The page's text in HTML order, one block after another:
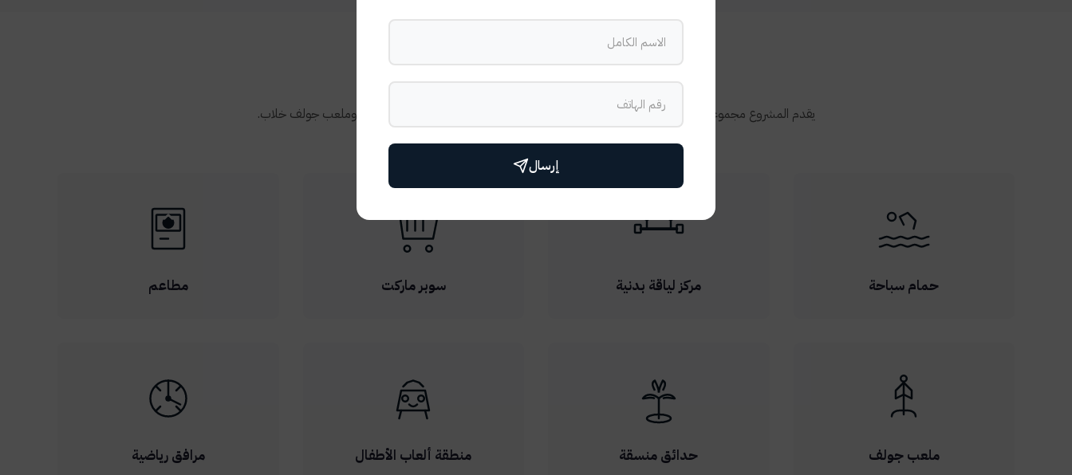
المرافق والخدمات
يقدم المشروع مجموعة من المرافق والخدمات العالمية، بما في ذلك حمام سباحة، مطاعم فاخرة، وملعب جولف خلاب.
حمام سباحة مركز لياقة بدنية سوبر ماركت مطاعم
ملعب جولف حدائق منسقة منطقة ألعاب الأطفال مرافق رياضية
إرسال